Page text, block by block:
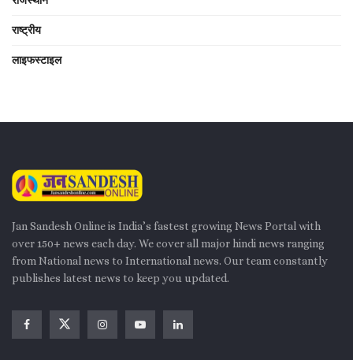
राष्ट्रीय
लाइफस्टाइल
Jan Sandesh Online is India’s fastest growing News Portal with
over 150+ news each day. We cover all major hindi news ranging
from National news to International news. Our team constantly
publishes latest news to keep you updated.